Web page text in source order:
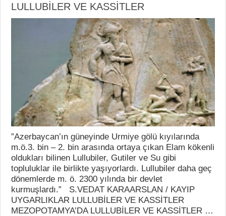
LULLUBİLER VE KASSİTLER
”Azerbaycan’ın güneyinde Urmiye gölü kıyılarında
m.ö.3. bin – 2. bin arasında ortaya çıkan Elam kökenli
oldukları bilinen Lullubiler, Gutiler ve Su gibi
topluluklar ile birlikte yaşıyorlardı. Lullubiler daha geç
dönemlerde m. ö. 2300 yılında bir devlet
kurmuşlardı.” S.VEDAT KARAARSLAN / KAYIP
UYGARLIKLAR LULLUBİLER VE KASSİTLER
MEZOPOTAMYA’DA LULLUBİLER VE KASSİTLER …